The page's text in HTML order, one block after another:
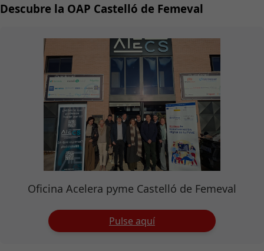
Descubre la OAP Castelló de Femeval
Oficina Acelera pyme Castelló de Femeval
Pulse aquí